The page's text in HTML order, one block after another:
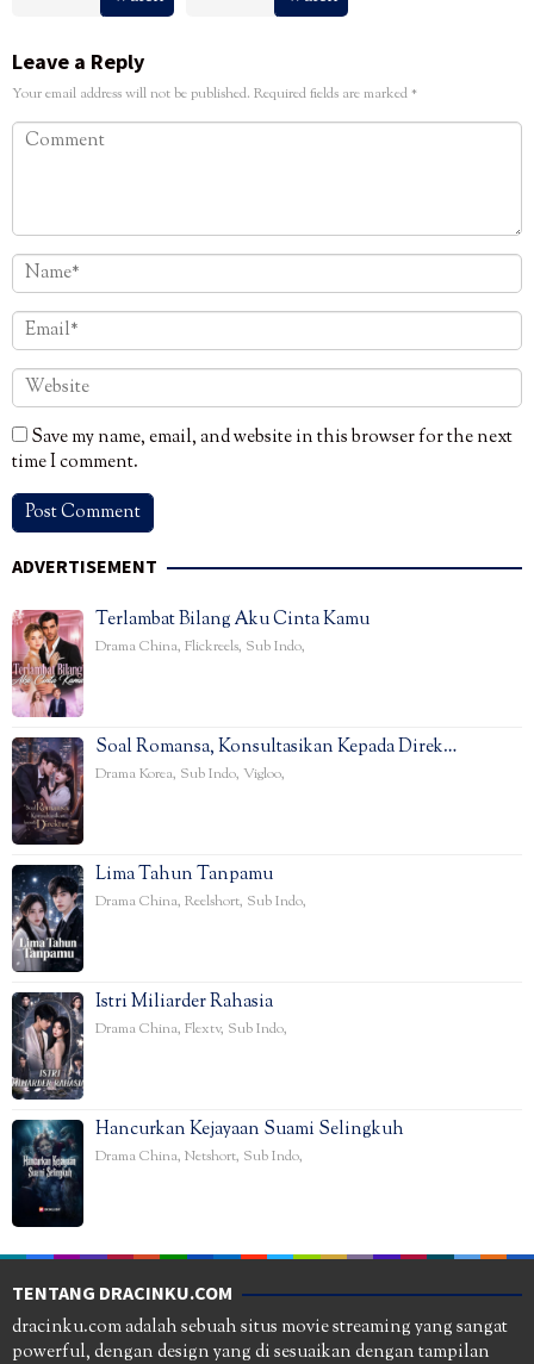
Leave a Reply
Your email address will not be published. Required fields are marked*
Save my name, email, and website in this browser for the next
time I comment.
ADVERTISEMENT
Terlambat Bilang Aku Cinta Kamu
Drama China, Flickreels, Sub Indo,
Soal Romansa, Konsultasikan Kepada Direk…
Drama Korea, Sub Indo, Vigloo,
Lima Tahun Tanpamu
Drama China, Reelshort, Sub Indo,
Istri Miliarder Rahasia
Drama China, Flextv, Sub Indo,
Hancurkan Kejayaan Suami Selingkuh
Drama China, Netshort, Sub Indo,
TENTANG DRACINKU.COM
dracinku.com adalah sebuah situs movie streaming yang sangat
powerful, dengan design yang di sesuaikan dengan tampilan